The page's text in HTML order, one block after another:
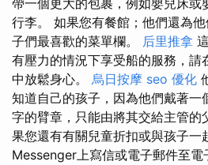
帶一個更大的包裹，例如嬰兒床或
行李。 如果您有餐館；他們還為
子們最喜歡的菜單欄。 后里推拿
有壓力的情況下享受船的服務，請
中放鬆身心。 烏日按摩 seo 優化
知道自己的孩子，因為他們戴著一
字的臂章，只能由將其交給主管的
果您還有有關兒童折扣或與孩子一
Messenger上寫信或電子郵件至電